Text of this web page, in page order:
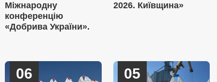
Міжнародну
конференцію
«Добрива України».
2026. Київщина»
06 05